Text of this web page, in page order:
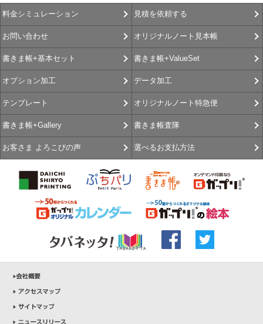
料金シミュレーション 見積を依頼する
お問い合わせ オリジナルノート見本帳
書きま帳+基本セット 書きま帳+ValueSet
オプション加工 データ加工
テンプレート オリジナルノート特急便
書きま帳+Gallery 書きま帳査隊
お客さま よろこびの声 選べるお支払方法